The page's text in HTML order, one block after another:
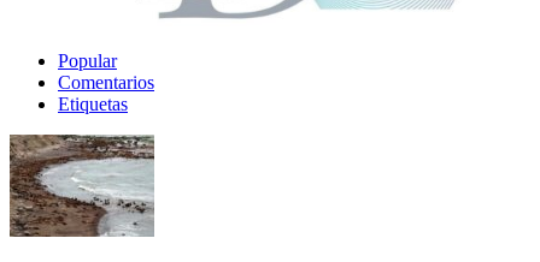
Popular
Comentarios
Etiquetas